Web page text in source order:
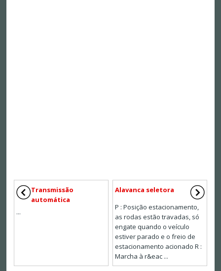
Transmissão
automática
...
Alavanca seletora
P : Posição estacionamento,
as rodas estão travadas, só
engate quando o veículo
estiver parado e o freio de
estacionamento acionado R :
Marcha à r&eac ...